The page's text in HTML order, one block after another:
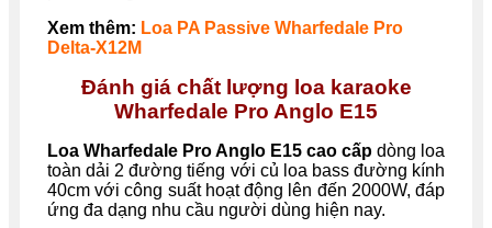
Xem thêm: Loa PA Passive Wharfedale Pro
Delta-X12M
Đánh giá chất lượng loa karaoke
Wharfedale Pro Anglo E15
Loa Wharfedale Pro Anglo E15 cao cấp dòng loa
toàn dải 2 đường tiếng với củ loa bass đường kính
40cm với công suất hoạt động lên đến 2000W, đáp
ứng đa dạng nhu cầu người dùng hiện nay.